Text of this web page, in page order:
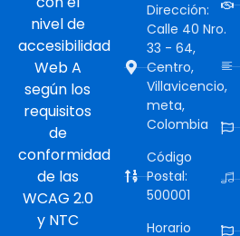
nivel de
accesibilidad
Web A
según los
requisitos
de
conformidad
de las
WCAG 2.0
y NTC
Dirección:
Calle 40 Nro.
33 - 64,
Centro,
Villavicencio,
meta,
Colombia
Código
Postal:
500001
Horario